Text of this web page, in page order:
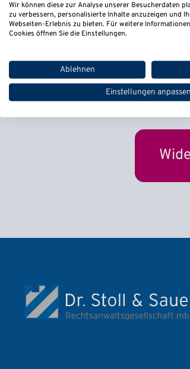
E-Mail-
Wir können diese zur Analyse unserer Besucherdaten
zu verbessern, personalisierte Inhalte anzuzeigen und
Webseiten-Erlebnis zu bieten. Für weitere
Cookies öffnen Sie die Einstellungen.
Ablehnen
Einstellungen anpassen